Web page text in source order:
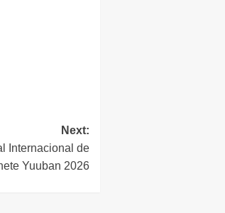
Next:
Internacional de
Yuuban 2026